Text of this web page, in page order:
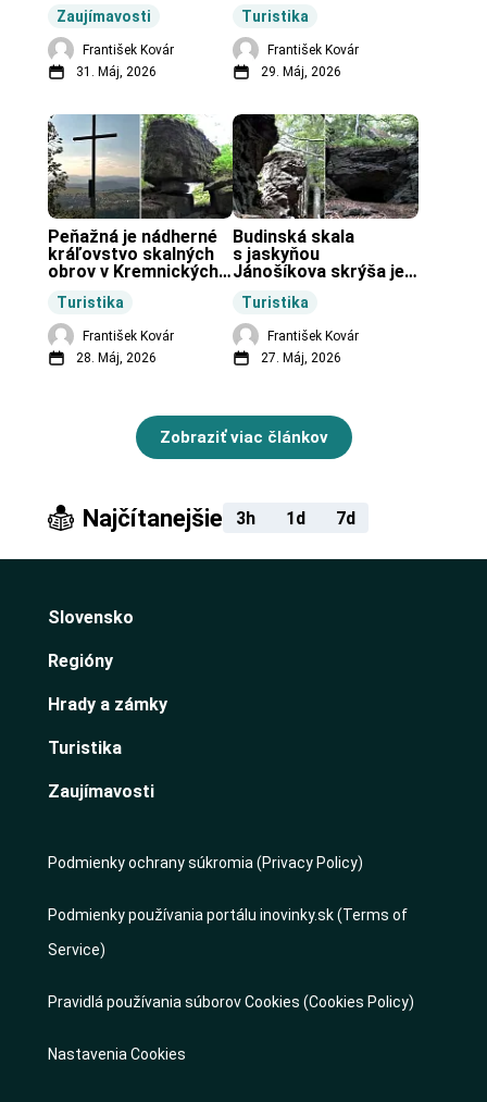
Zaujímavosti
František Kovár
31. Máj, 2026
Turistika
František Kovár
29. Máj, 2026
Turistika
Peňažná je nádherné
kráľovstvo skalných
obrov v Kremnických
František Kovár
28. Máj, 2026
Turistika
Budinská skala
s jaskyňou
Jánošíkova skrýša je
obci Budiná.
František Kovár
27. Máj, 2026
Zobraziť viac článkov
Najčítanejšie 3h 1d 7d
Slovensko
Regióny
Hrady a zámky
Turistika
Zaujímavosti
Podmienky ochrany súkromia (Privacy Policy)
Podmienky používania portálu inovinky.sk (Terms of
Service)
Pravidlá používania súborov Cookies (Cookies Policy)
Nastavenia Cookies